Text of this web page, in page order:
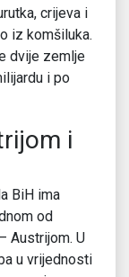
crijeva i
iz komšiluka.
dvije zemlje
i po
i
BiH ima
od
Austrijom. U
u vrijednosti